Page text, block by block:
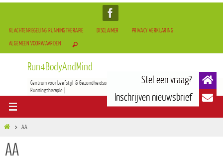
KLACHTENREGELING RUNNINGTHERAPIE DISCLAIMER
PRIVACY VERKLARING
ALGEMEEN VOORWAARDEN
Run4BodyAndMind
Centrum voor Leefstijl- & Gezondheidsontwikkeling | BOCAM Therapie(TCM) | Tai-Chi & Qigong |
Runningtherapie |
AA
AA